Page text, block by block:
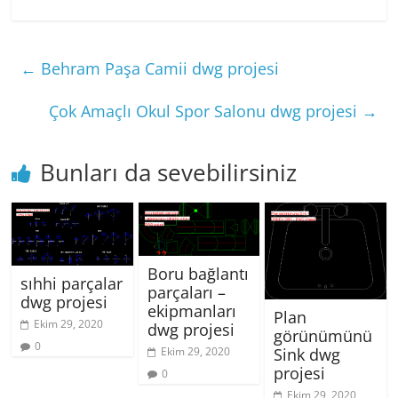
← Behram Paşa Camii dwg projesi
Çok Amaçlı Okul Spor Salonu dwg projesi →
Bunları da sevebilirsiniz
sıhhi parçalar
dwg projesi
Ekim 29, 2020
0
Boru bağlantı
parçaları –
ekipmanları
dwg projesi
Ekim 29, 2020
0
Plan
görünümünü
Sink dwg
projesi